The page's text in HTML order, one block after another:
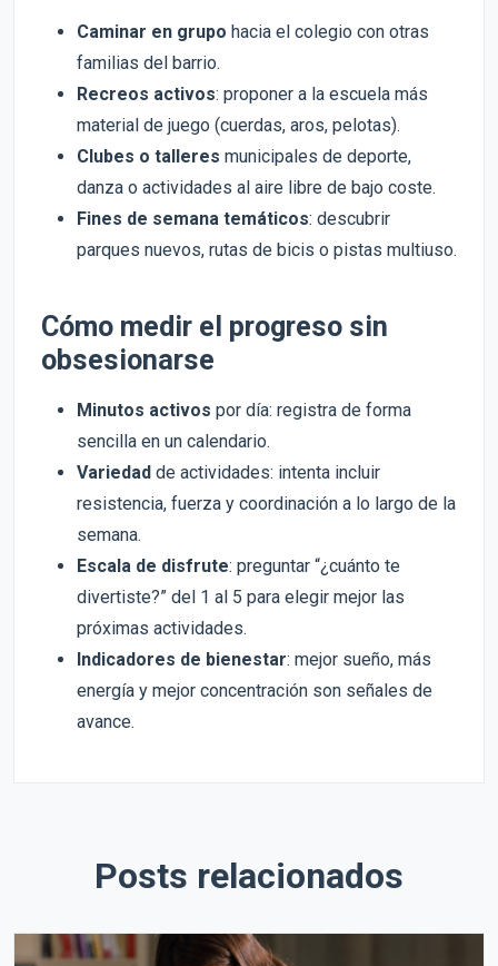
Caminar en grupo hacia el colegio con otras
familias del barrio.
Recreos activos: proponer a la escuela más
material de juego (cuerdas, aros, pelotas).
Clubes o talleres municipales de deporte,
danza o actividades al aire libre de bajo coste.
Fines de semana temáticos: descubrir
parques nuevos, rutas de bicis o pistas multiuso.
Cómo medir el progreso sin
obsesionarse
Minutos activos por día: registra de forma
sencilla en un calendario.
Variedad de actividades: intenta incluir
resistencia, fuerza y coordinación a lo largo de la
semana.
Escala de disfrute: preguntar “¿cuánto te
divertiste?” del 1 al 5 para elegir mejor las
próximas actividades.
Indicadores de bienestar: mejor sueño, más
energía y mejor concentración son señales de
avance.
Posts relacionados